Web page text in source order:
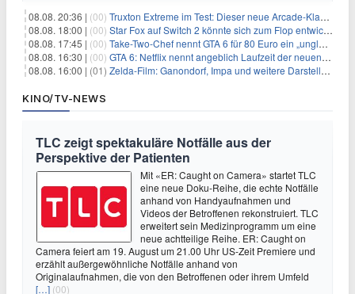
08.08. 20:36 | (00) Truxton Extreme im Test: Dieser neue Arcade-Klassiker verzeiht dir gar nichts
08.08. 18:00 | (00) Star Fox auf Switch 2 könnte sich zum Flop entwickeln
08.08. 17:45 | (00) Take-Two-Chef nennt GTA 6 für 80 Euro ein „unglaubliches Schnäppchen“
08.08. 16:30 | (00) GTA 6: Netflix nennt angeblich Laufzeit der neuen Gameplay-Präsentation
08.08. 16:00 | (01) Zelda-Film: Ganondorf, Impa und weitere Darsteller sollen feststehen
KINO/TV-NEWS
TLC zeigt spektakuläre Notfälle aus der
Perspektive der Patienten
Mit «ER: Caught on Camera» startet TLC
eine neue Doku-Reihe, die echte Notfälle
anhand von Handyaufnahmen und
Videos der Betroffenen rekonstruiert. TLC
erweitert sein Medizinprogramm um eine
neue achtteilige Reihe. ER: Caught on
Camera feiert am 19. August um 21.00 Uhr US-Zeit Premiere und
erzählt außergewöhnliche Notfälle anhand von
Originalaufnahmen, die von den Betroffenen oder ihrem Umfeld
[…] (00)